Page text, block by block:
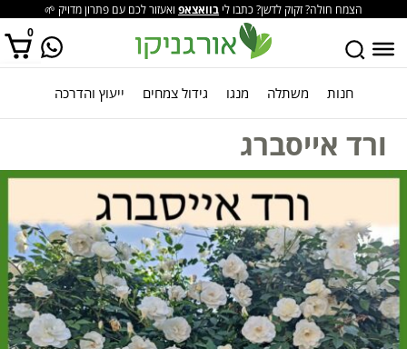
הצמח חולה? זקוק לדשן? כתבו לי בוואצאפ ואעזור לכם עם פתרון מדויק 🌱
0
אין מוצרים בסל הקניות. חנות משתלה מנגו גידול צמחים ייעוץ והדרכה
ורד אייסברג